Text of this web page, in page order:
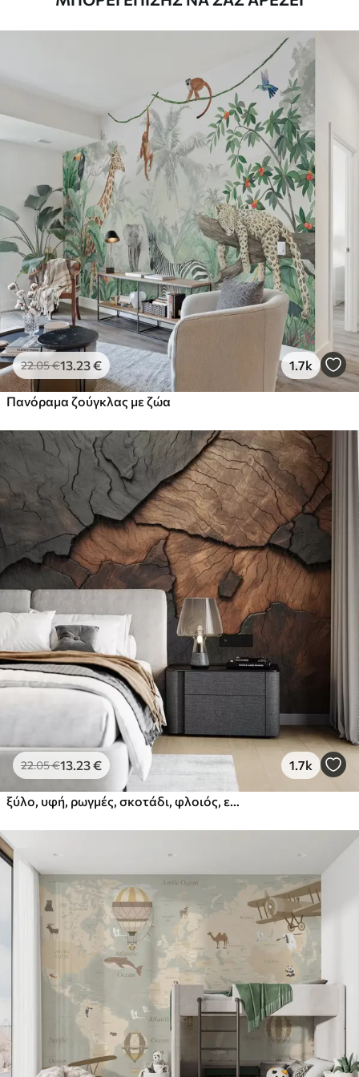
απαλά με ένα μαλακό σφουγγάρι. Οι
ταπετσαρίες με βερνίκι μπορούν να
καθαριστούν με νερό.
Μέθοδος
εφαρμογής
Απρόσκοπτη εφαρμογή
Διαθέσιμα υλικά
Στάνταρ
44.9826.99€/m²
Πρίμιουμ
56.6734.00€/m²
Premium βινύλιο
65.0039.00€/m²
Peel and Stick
81 49 .00 €/m²
22.05€13 .23€ 1.7k
Πανόραμα ζούγκλας με ζώα
22.05€13 .23€ 1.7k